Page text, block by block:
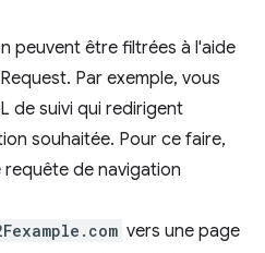
peuvent être filtrées à l'aide
Par exemple, vous
de suivi qui redirigent
souhaitée. Pour ce faire,
de navigation
vers une page